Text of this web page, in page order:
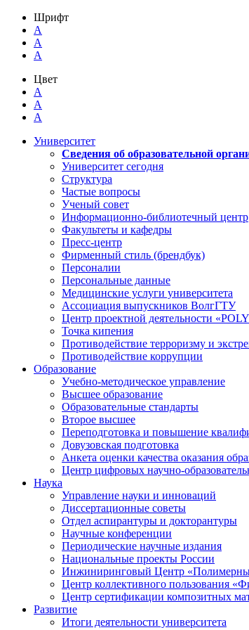
Шрифт
A
A
A
Цвет
A
A
A
Университет
Сведения об образовательной
Университет сегодня
Структура
Частые вопросы
Ученый совет
Информационно-библиотечный центр
Факультеты и кафедры
Пресс-центр
Фирменный стиль (брендбук)
Персоналии
Персональные данные
Медицинские услуги университета
Ассоциация выпускников ВолгГТУ
Центр проектной деятельности
Точка кипения
Противодействие терроризму и
Противодействие коррупции
Образование
Учебно-методическое управление
Высшее образование
Образовательные стандарты
Второе высшее
Переподготовка и повышение
Довузовская подготовка
Анкета оценки качества оказания
Центр цифровых научно-
Наука
Управление науки и инноваций
Диссертационные советы
Отдел аспирантуры и докторантуры
Научные конференции
Периодические научные издания
Национальные проекты России
Инжиниринговый Центр
Центр коллективного пользования
Центр сертификации композитных
Развитие
Итоги деятельности университета